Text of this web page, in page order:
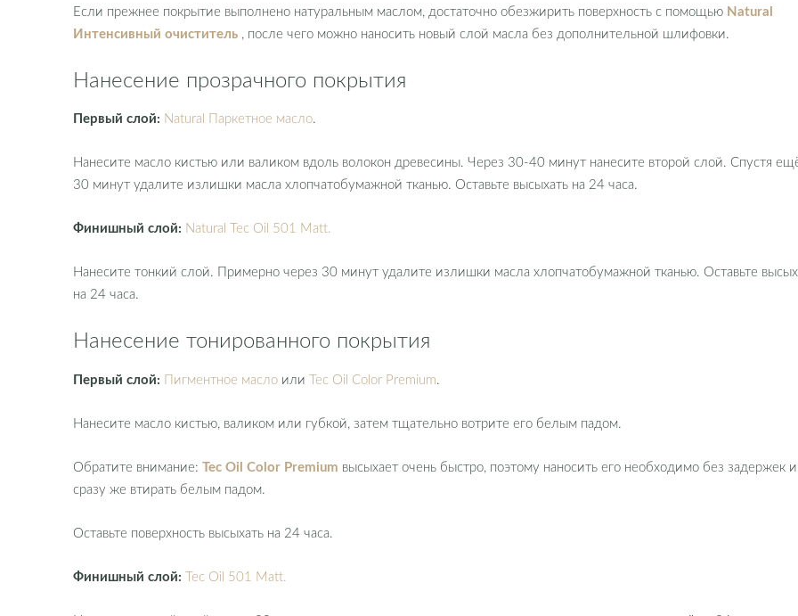
Если прежнее покрытие выполнено натуральным маслом, достаточно обезжирить поверхность с помощью Natural
Интенсивный очиститель , после чего можно наносить новый слой масла без дополнительной шлифовки.
Нанесение прозрачного покрытия
Первый слой: Natural Паркетное масло.
Нанесите масло кистью или валиком вдоль волокон древесины. Через 30-40 минут нанесите второй слой. Спустя
30 минут удалите излишки масла хлопчатобумажной тканью. Оставьте высыхать на 24 часа.
Финишный слой: Natural Tec Oil 501 Matt.
Нанесите тонкий слой. Примерно через 30 минут удалите излишки масла хлопчатобумажной тканью. Оставьте
на 24 часа.
Нанесение тонированного покрытия
Первый слой: Пигментное маслo или Tec Oil Color Premium.
Нанесите масло кистью, валиком или губкой, затем тщательно вотрите его белым падом.
Обратите внимание: Tec Oil Color Premium высыхает очень быстро, поэтому наносить его необходимо без задержек и
сразу же втирать белым падом.
Оставьте поверхность высыхать на 24 часа.
Финишный слой: Tec Oil 501 Matt.